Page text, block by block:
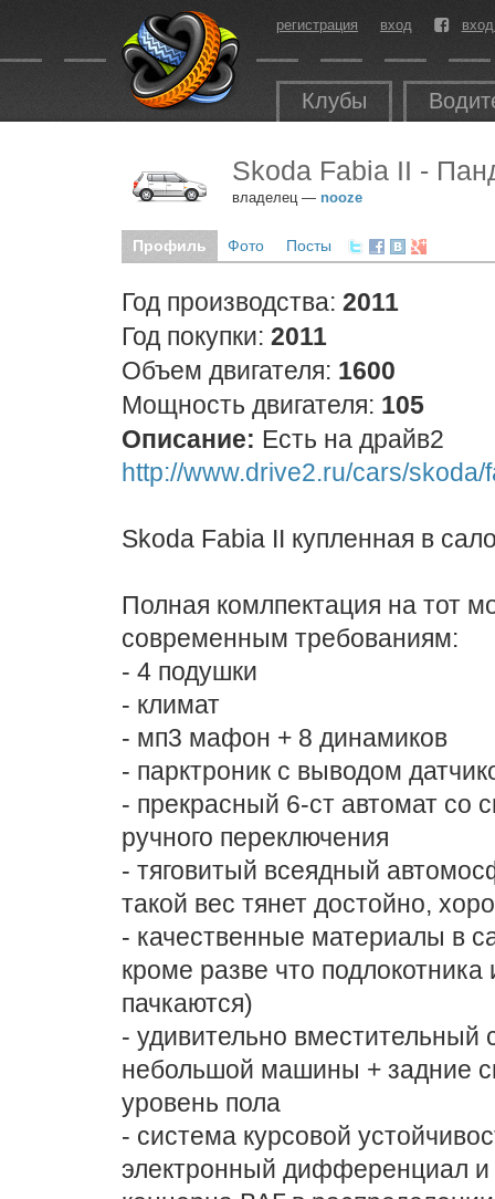
регистрация вход
Клубы
Skoda Fabia II -
владелец — nooze
Профиль Фото Посты
Год производства: 2011
Год покупки: 2011
Объем двигателя: 1600
Мощность двигателя: 105
Описание: Есть на драйв2
http://www.drive2.ru/cars/
Skoda Fabia II купленная в
Полная комлпектация на тот
современным требованиям:
- 4 подушки
- климат
- мп3 мафон + 8 динамиков
- парктроник с выводом
- прекрасный 6-ст автомат со
ручного переключения
- тяговитый всеядный
такой вес тянет достойно,
- качественные материалы в
кроме разве что
пачкаются)
- удивительно вместительный
небольшой машины + задние
уровень пола
- система курсовой
электронный дифференциал и